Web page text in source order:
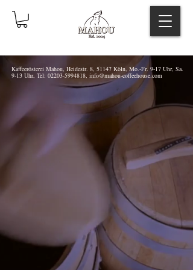
Kaffeerösterei Mahou, Heidestr. 8, 51147 Köln, Mo.-Fr. 9-17 Uhr, Sa.
9-13 Uhr, Tel: 02203-5994818 info@mahou-coffeehouse.com